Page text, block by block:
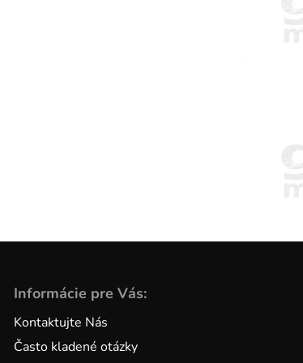
Informácie pre Vás:
Kontaktujte Nás
Často kladené otázky